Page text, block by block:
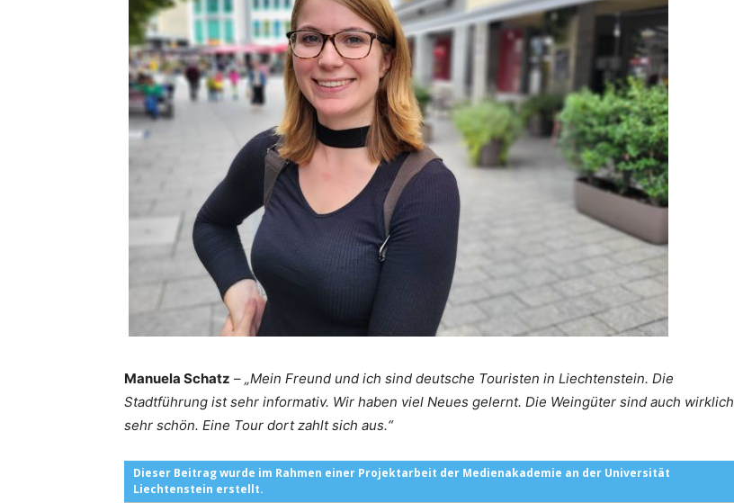
Manuela Schatz – „Mein Freund und ich sind deutsche Touristen in Liechtenstein. Die
Stadtführung ist sehr informativ. Wir haben viel Neues gelernt. Die Weingüter sind auch wirklich
sehr schön. Eine Tour dort zahlt sich aus.“
Dieser Beitrag wurde im Rahmen einer Projektarbeit der Medienakademie an der Universität
Liechtenstein erstellt.